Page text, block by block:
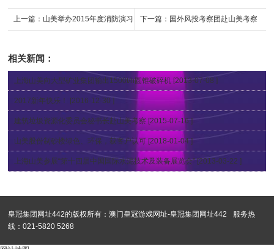
上一篇： 山美举办2015年度消防演习 下一篇： 国外风投考察团赴山美考察
相关新闻：
上海山美向大型矿业集团输出1500t/h圆锥破碎机 [2013-07-08 ]
2017新年快乐！ [2016-12-30 ]
建筑垃圾资源化委员会秘书长赴山美考察 [2015-07-16 ]
山美股份制砂楼绿色、环保，获客户认可 [2018-01-04 ]
上海山美参展“第十四届中国国际水泥技术及装备展览会” [2013-03-22 ]
皇冠集团网址442的版权所有：澳门皇冠游戏网址-皇冠集团网址442
服务热
线：021-5820 5268